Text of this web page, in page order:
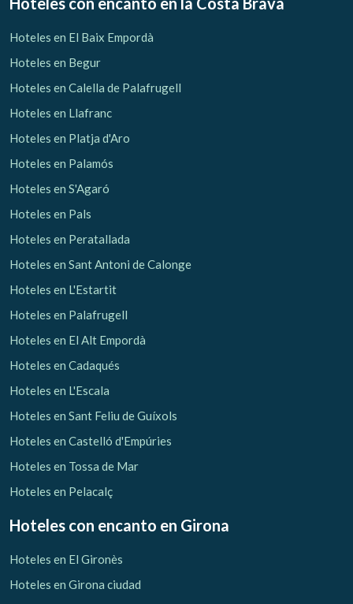
Hoteles en El Baix Empordà
Hoteles en Begur
Hoteles en Calella de Palafrugell
Hoteles en Llafranc
Hoteles en Platja d'Aro
Hoteles en Palamós
Hoteles en S'Agaró
Hoteles en Pals
Hoteles en Peratallada
Hoteles en Sant Antoni de Calonge
Hoteles en L'Estartit
Hoteles en Palafrugell
Hoteles en El Alt Empordà
Hoteles en Cadaqués
Hoteles en L'Escala
Hoteles en Sant Feliu de Guíxols
Hoteles en Castelló d'Empúries
Hoteles en Tossa de Mar
Hoteles en Pelacalç
Hoteles con encanto en Girona
Hoteles en El Gironès
Hoteles en Girona ciudad